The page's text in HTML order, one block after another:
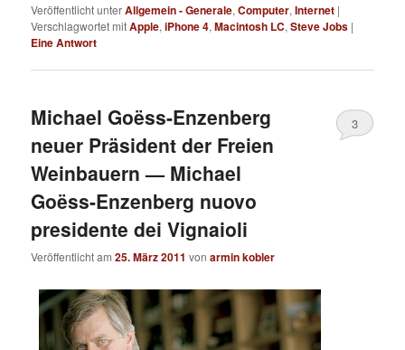
Veröffentlicht unterAllgemein - Generale,Computer,Internet |
Verschlagwortet mitApple,iPhone 4,Macintosh LC,Steve Jobs |
EineAntwort
Michael Goëss-Enzenberg
neuer Präsident der Freien
Weinbauern — Michael
Goëss-Enzenberg nuovo
presidente dei Vignaioli
Veröffentlicht am25. März 2011 vonarmin kobler
3